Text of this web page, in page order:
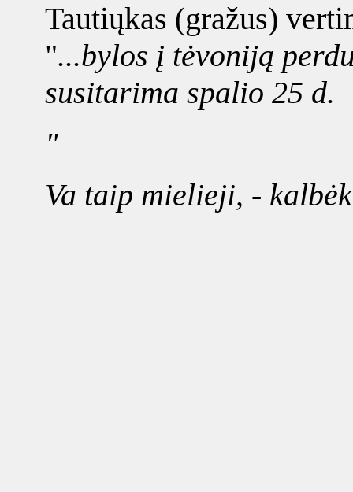
Tautiųkas (gražus)
"...bylos į tėvoniją
susitarima spalio 25 d.
"
Va taip mielieji, -